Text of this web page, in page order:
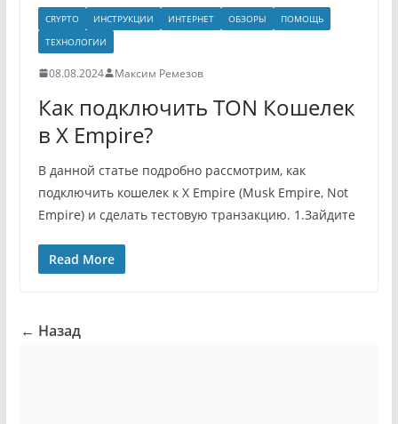
CRYPTO ИНСТРУКЦИИ ИНТЕРНЕТ ОБЗОРЫ
ПОМОЩЬ
ТЕХНОЛОГИИ
08.08.2024 Максим Ремезов
Как подключить TON Кошелек
в X Empire?
В данной статье подробно рассмотрим, как
подключить кошелек к X Empire (Musk Empire, Not
Empire) и сделать тестовую транзакцию. 1.Зайдите
Read More
← Назад